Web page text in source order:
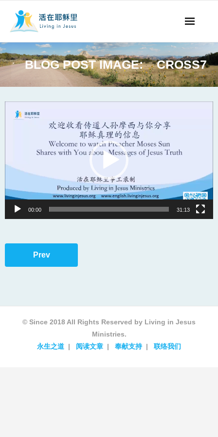
事工概要
阅读文章
永生之道
奉献支持
其他语言
BLOG POST IMAGE: CROSS7
Player
00:00 31:13
Prev
© Since 2018 All Rights Reserved by Living in Jesus
Ministries.
永生之道
阅读文章 奉献支持 联络我们